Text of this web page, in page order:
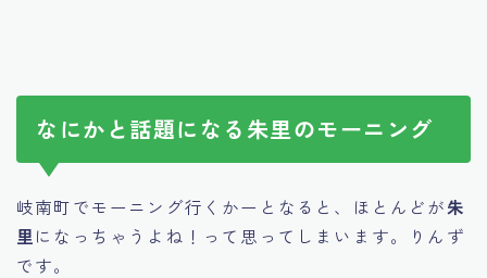
なにかと話題になる朱里のモーニング
岐南町でモーニング行くかーとなると、ほとんどが朱
里 になっちゃうよね！って思ってしまいます。りんず
です。